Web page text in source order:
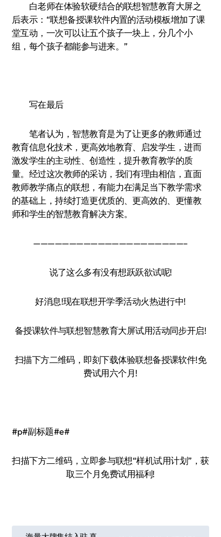
白老师在体验软硬结合的联想智慧教育大屏之
后表示：“联想备授课软件内置的活动模板增加了课
堂互动，一次可以让五个孩子一块上，分几个小
组，每个孩子都能参与进来。”
写在最后
笔者认为，智慧教育是为了让更多的教师通过
教育信息化技术，更高效地教育、启发学生，进而
激发学生的主动性、创造性，提升教育教学的质
量。经过这次教师的采访，我们有理由相信，直面
教师教学痛点的联想，有能力在满足当下教学需求
的基础上，持续打造更优质的、更高效的、更懂教
师和学生的智慧教育解决方案。
—————————————————————–
说了这么多有没有想跃跃欲试呢!
好消息!现在联想开学季活动火热进行中!
备授课软件与联想智慧教育大屏试用活动同步开启!
扫描下方二维码，即刻下载体验联想备授课软件!免
费试用六个月!
#p#副标题#e#
扫描下方二维码，立即参与联想“样机试用计划”，获
取三个月免费试用福利!